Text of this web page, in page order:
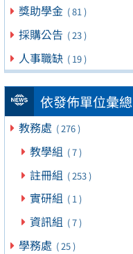
獎助學金 ( 81 )
採購公告 ( 23 )
人事職缺 ( 19 )
依發佈單位彙總
教務處 ( 276 )
教學組 ( 7 )
註冊組 ( 253 )
實研組 ( 1 )
資訊組 ( 7 )
學務處 ( 25 )